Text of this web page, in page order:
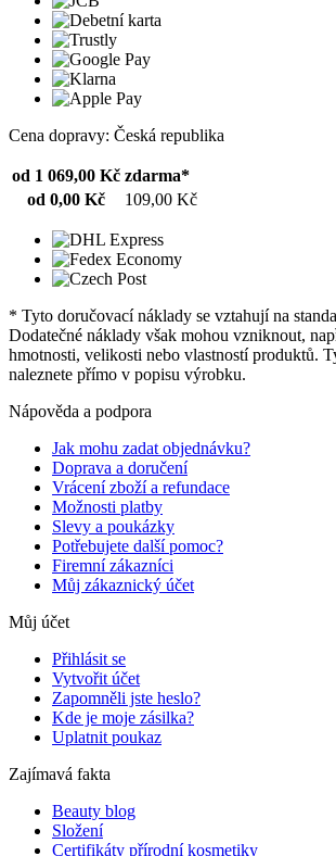
Cena dopravy: Česká republika
od 1 069,00 Kč zdarma*
od 0,00 Kč
109,00 Kč
* Tyto doručovací náklady se vztahují na
Dodatečné náklady však mohou vzniknout,
hmotnosti, velikosti nebo vlastností produktů.
naleznete přímo v popisu výrobku.
Nápověda a podpora
Jak mohu zadat objednávku?
Doprava a doručení
Vrácení zboží a refundace
Možnosti platby
Slevy a poukázky
Potřebujete další pomoc?
Firemní zákazníci
Můj zákaznický účet
Můj účet
Přihlásit se
Vytvořit účet
Zapomněli jste heslo?
Kde je moje zásilka?
Uplatnit poukaz
Zajímavá fakta
Beauty blog
Složení
Certifikáty přírodní kosmetiky